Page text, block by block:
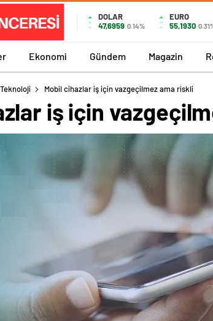
DOLAR
47,6959 0.14%
EURO
55,1930
Ekonomi Gündem Magazin
Mobil cihazlar iş için vazgeçilmez ama riskli
iş için